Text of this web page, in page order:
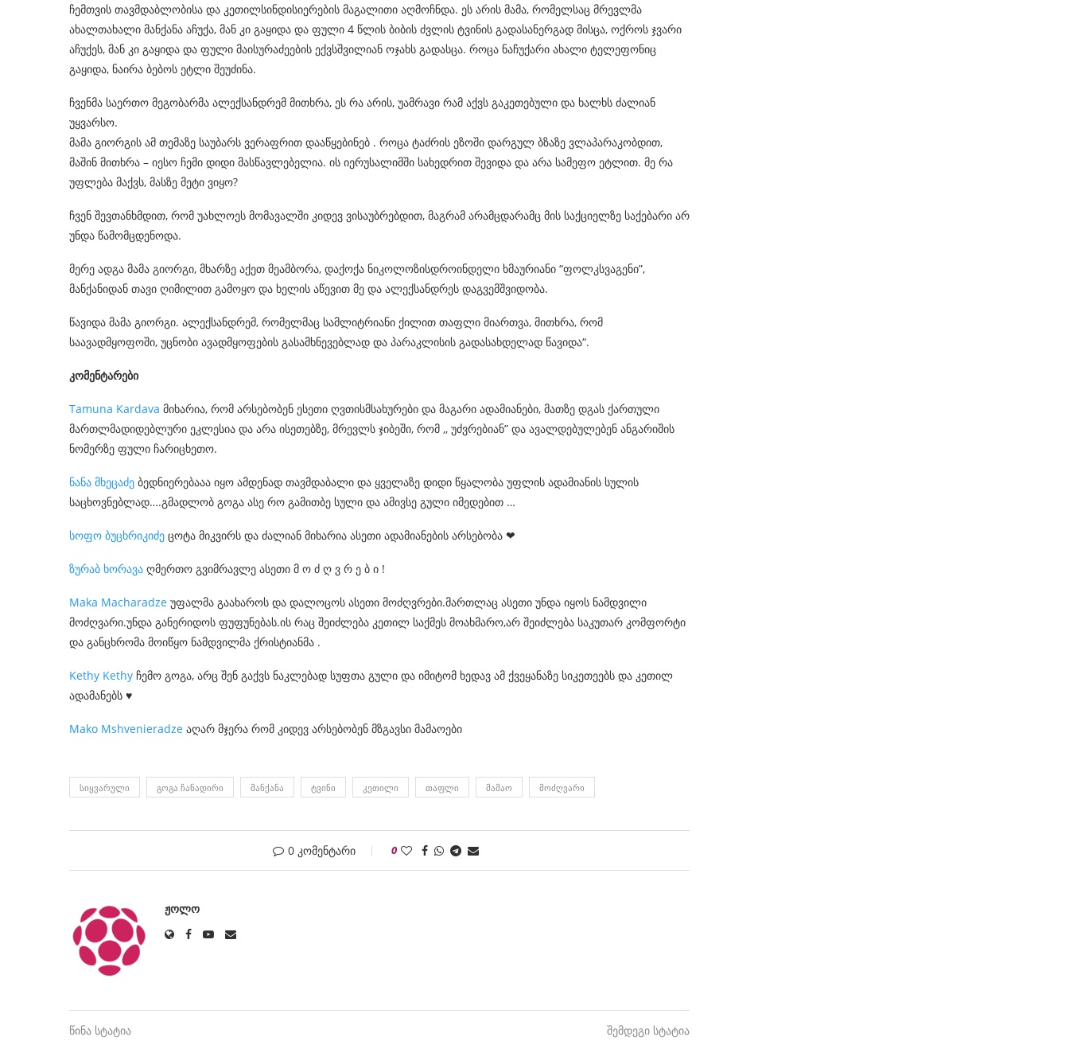
ჩემთვის თავმდაბლობისა და კეთილსინდისიერების მაგალითი აღმოჩნდა. ეს არის მამა, რომელსაც მრევლმა
ახალთახალი მანქანა აჩუქა, მან კი გაყიდა და ფული 4 წლის ბიბის ძვლის ტვინის გადასანერგად მისცა, ოქროს ჯვარი
აჩუქეს, მან კი გაყიდა და ფული მაისურაძეების ექვსშვილიან ოჯახს გადასცა. როცა ნაჩუქარი ახალი ტელეფონიც
გაყიდა, ნაირა ბებოს ეტლი შეუძინა.
ჩვენმა საერთო მეგობარმა ალექსანდრემ მითხრა, ეს რა არის, უამრავი რამ აქვს გაკეთებული და ხალხს ძალიან
უყვარსო.
მამა გიორგის ამ თემაზე საუბარს ვერაფრით დააწყებინებ . როცა ტაძრის ეზოში დარგულ ბზაზე ვლაპარაკობდით,
მაშინ მითხრა – იესო ჩემი დიდი მასწავლებელია. ის იერუსალიმში სახედრით შევიდა და არა სამეფო ეტლით. მე რა
უფლება მაქვს, მასზე მეტი ვიყო?
ჩვენ შევთანხმდით, რომ უახლოეს მომავალში კიდევ ვისაუბრებდით, მაგრამ არამცდარამც მის საქციელზე საქებარი არ
უნდა წამომცდენოდა.
მერე ადგა მამა გიორგი, მხარზე აქეთ მეამბორა, დაქოქა ნიკოლოზისდროინდელი ხმაურიანი “ფოლკსვაგენი”,
მანქანიდან თავი ღიმილით გამოყო და ხელის აწევით მე და ალექსანდრეს დაგვემშვიდობა.
წავიდა მამა გიორგი. ალექსანდრემ, რომელმაც სამლიტრიანი ქილით თაფლი მიართვა, მითხრა, რომ
საავადმყოფოში, უცნობი ავადმყოფების გასამხნევებლად და პარაკლისის გადასახდელად წავიდა“.
კომენტარები
Tamuna Kardava მიხარია, რომ არსებობენ ესეთი ღვთისმსახურები და მაგარი ადამიანები, მათზე დგას ქართული
მართლმადიდებლური ეკლესია და არა ისეთებზე, მრევლს ჯიბეში, რომ ,, უძვრებიან” და ავალდებულებენ ანგარიშის
ნომერზე ფული ჩარიცხეთო.
ნანა მხეცაძე ბედნიერებააა იყო ამდენად თავმდაბალი და ყველაზე დიდი წყალობა უფლის ადამიანის სულის
საცხოვნებლად….გმადლობ გოგა ასე რო გამითბე სული და ამივსე გული იმედებით …
სოფო ბუცხრიკიძე ცოტა მიკვირს და ძალიან მიხარია ასეთი ადამიანების არსებობა ❤
ზურაბ ხორავა ღმერთო გვიმრავლე ასეთი მ ო ძ ღ ვ რ ე ბ ი !
Maka Macharadze უფალმა გაახაროს და დალოცოს ასეთი მოძღვრები.მართლაც ასეთი უნდა იყოს ნამდვილი
მოძღვარი.უნდა განერიდოს ფუფუნებას.ის რაც შეიძლება კეთილ საქმეს მოახმარო,არ შეიძლება საკუთარ კომფორტი
და განცხრომა მოიწყო ნამდვილმა ქრისტიანმა .
Kethy Kethy ჩემო გოგა, არც შენ გაქვს ნაკლებად სუფთა გული და იმიტომ ხედავ ამ ქვეყანაზე სიკეთეებს და კეთილ
ადამანებს ♥
Mako Mshvenieradze აღარ მჯერა რომ კიდევ არსებობენ მზგავსი მამაოები
ᲡᲘᲧᲕᲐᲠᲣᲚᲘ ᲒᲝᲒᲐ ᲩᲐᲜᲐᲓᲘᲠᲘ ᲛᲐᲜᲥᲐᲜᲐ ᲢᲕᲘᲜᲘ ᲙᲔᲗᲘᲚᲘ ᲗᲐᲤᲚᲘ ᲛᲐᲛᲐᲝ ᲛᲝᲫᲦᲕᲐᲠᲘ
0 კომენტარი 0
ᲟᲝᲚᲝ
წინა სტატია
შემდეგი სტატია